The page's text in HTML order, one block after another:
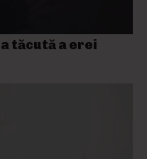
tăcută a erei